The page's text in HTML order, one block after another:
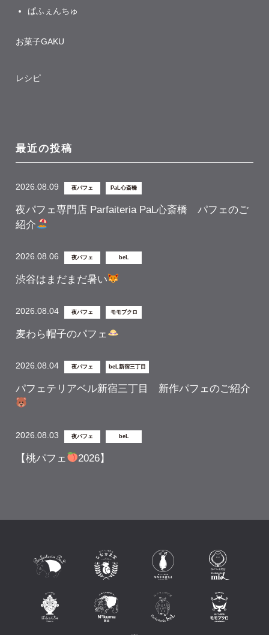
ぱふぇんちゅ
お菓子GAKU
レシピ
最近の投稿
2026.08.09 夜パフェ PaL心斎橋
夜パフェ専門店 Parfaiteria PaL心斎橋 パフェのご
紹介
2026.08.06 夜パフェ beL
渋谷はまだまだ暑い
2026.08.04 夜パフェ モモブクロ
麦わら帽子のパフェ
2026.08.04 夜パフェ beL新宿三丁目
パフェテリアベル新宿三丁目 新作パフェのご紹介
2026.08.03 夜パフェ beL
【桃パフェ 2026】